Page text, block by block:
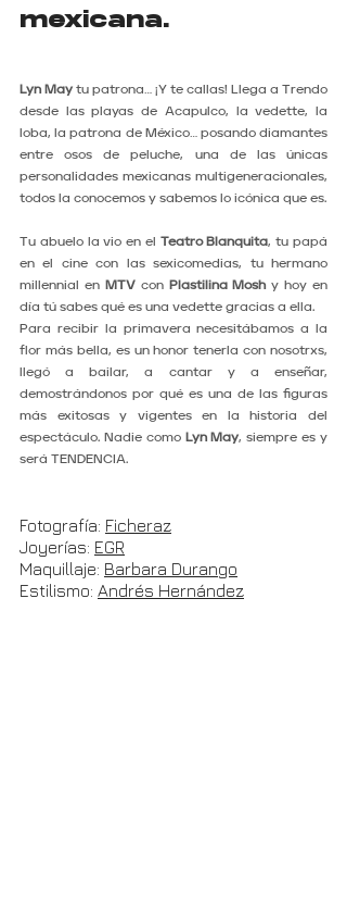
mexicana.
Lyn May tu patrona… ¡Y te callas! Llega a Trendo
desde las playas de Acapulco, la vedette, la
loba, la patrona de México… posando diamantes
entre osos de peluche, una de las únicas
personalidades mexicanas multigeneracionales,
Tu abuelo la vio en el Teatro Blanquita, tu papá
en el cine con las sexicomedias, tu hermano
millennial en MTV con Plastilina Mosh y hoy en
día tú sabes qué es una vedette gracias a ella.
Para recibir la primavera necesitábamos a la
flor más bella, es un honor tenerla con nosotrxs,
llegó a bailar, a cantar y a enseñar,
demostrándonos por qué es una de las figuras
más exitosas y vigentes en la historia del
espectáculo. Nadie como Lyn May, siempre es y
será TENDENCIA.
Fotografía: Ficheraz
Joyerías: EGR
Maquillaje: Barbara Durango
Estilismo: Andrés Hernández